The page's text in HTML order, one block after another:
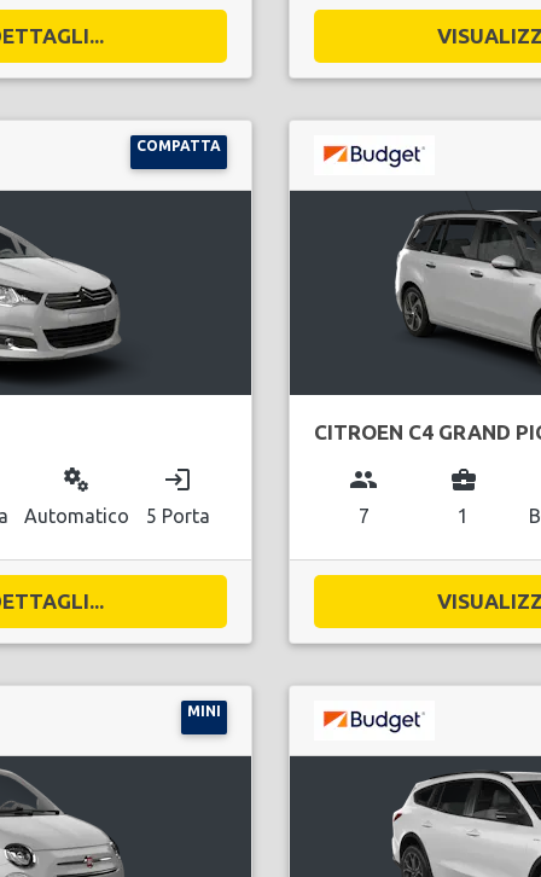
COMPATTA
miscellaneous_services
Automatico
login
5 Porta
CITROEN C4 GRAND
group
7
business_center
1
MINI